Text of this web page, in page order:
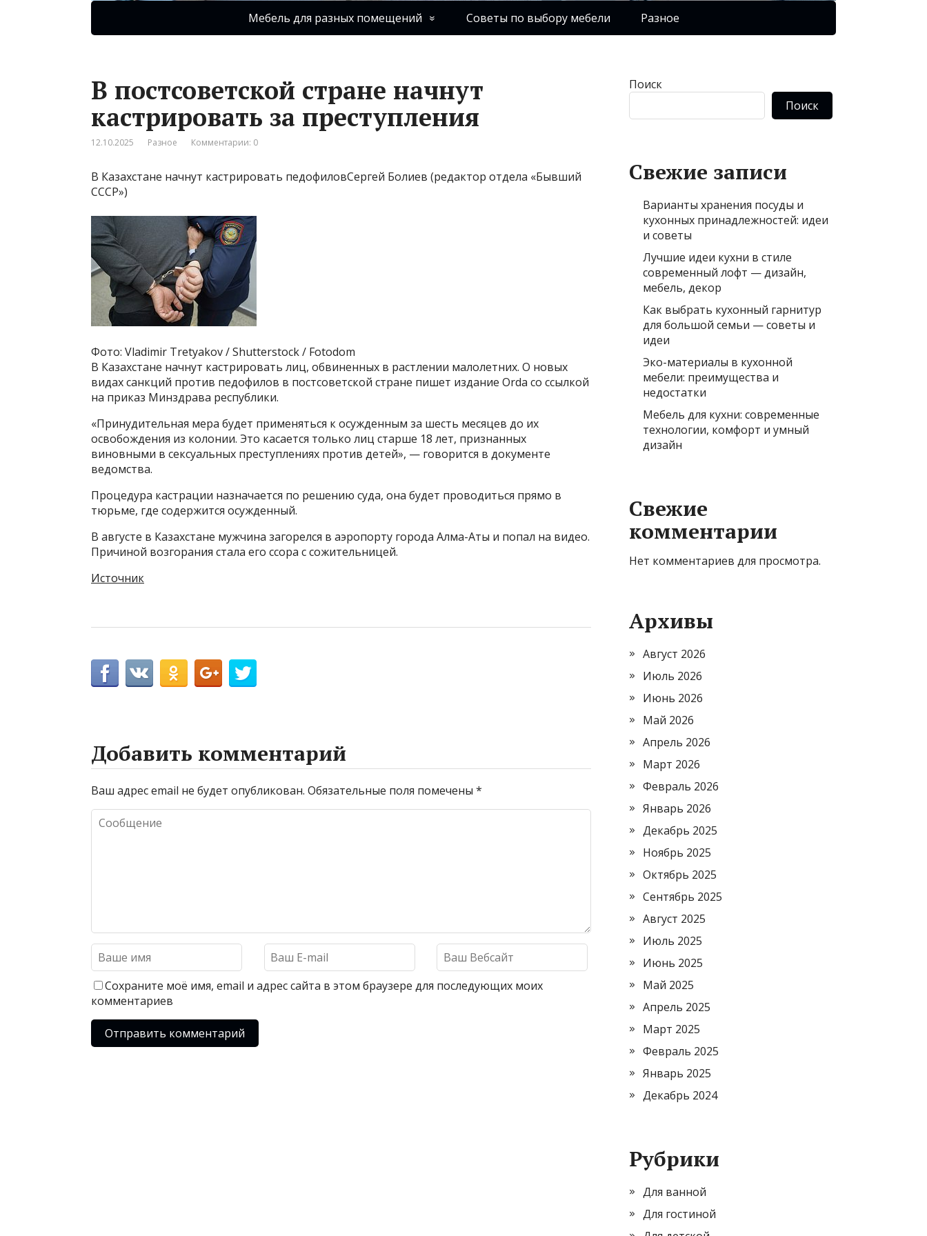
Мебель для разных помещений Советы по выбору мебели Разное
В постсоветской стране начнут
кастрировать за преступления
12.10.2025 Разное Комментарии: 0
В Казахстане начнут кастрировать педофиловСергей Болиев (редактор отдела «Бывший
СССР»)
Фото: Vladimir Tretyakov / Shutterstock / Fotodom
В Казахстане начнут кастрировать лиц, обвиненных в растлении малолетних. О новых
видах санкций против педофилов в постсоветской стране пишет издание Orda со ссылкой
на приказ Минздрава республики.
«Принудительная мера будет применяться к осужденным за шесть месяцев до их
освобождения из колонии. Это касается только лиц старше 18 лет, признанных
виновными в сексуальных преступлениях против детей», — говорится в документе
ведомства.
Процедура кастрации назначается по решению суда, она будет проводиться прямо в
тюрьме, где содержится осужденный.
В августе в Казахстане мужчина загорелся в аэропорту города Алма-Аты и попал на видео.
Причиной возгорания стала его ссора с сожительницей.
Источник
Добавить комментарий
Ваш адрес email не будет опубликован. Обязательные поля помечены *
Сохраните моё имя, email и адрес сайта в этом браузере для последующих моих
комментариев
Поиск
Поиск
Свежие записи
Варианты хранения посуды и
кухонных принадлежностей: идеи
и советы
Лучшие идеи кухни в стиле
современный лофт — дизайн,
мебель, декор
Как выбрать кухонный гарнитур
для большой семьи — советы и
идеи
Эко-материалы в кухонной
мебели: преимущества и
недостатки
Мебель для кухни: современные
технологии, комфорт и умный
дизайн
Свежие
комментарии
Нет комментариев для просмотра.
Архивы
Август 2026
Июль 2026
Июнь 2026
Май 2026
Апрель 2026
Март 2026
Февраль 2026
Январь 2026
Декабрь 2025
Ноябрь 2025
Октябрь 2025
Сентябрь 2025
Август 2025
Июль 2025
Июнь 2025
Май 2025
Апрель 2025
Март 2025
Февраль 2025
Январь 2025
Декабрь 2024
Рубрики
Для ванной
Для гостиной